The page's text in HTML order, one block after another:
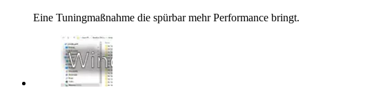
Eine Tuningmaßnahme die spürbar mehr Performance bringt.